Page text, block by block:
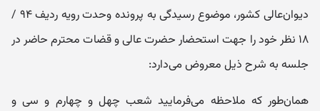
دیوان‌عالی کشور، موضوع رسیدگی به پرونده وحدت رویه ردیف ۹۴ /
۱۸ نظر خود را جهت استحضار حضرت عالی و قضات محترم حاضر در
جلسه به شرح ذیل معروض می‌دارد:
همان‌طور که ملاحظه می‌فرمایید شعب چهل و چهارم و سی و